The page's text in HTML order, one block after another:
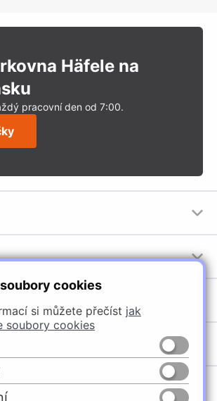
cookies
si můžete přečíst jak
soubory cookies
Häfele na
pracovní den od 7:00.